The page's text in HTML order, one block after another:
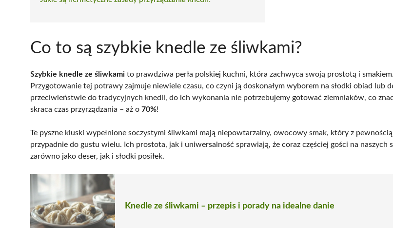
Co to są szybkie knedle ze śliwkami?
Szybkie knedle ze śliwkami to prawdziwa perła polskiej kuchni, która zachwyca swoją prostotą i smakiem.
Przygotowanie tej potrawy zajmuje niewiele czasu, co czyni ją doskonałym wyborem na słodki obiad lub
przeciwieństwie do tradycyjnych knedli, do ich wykonania nie potrzebujemy gotować ziemniaków, co
skraca czas przyrządzania – aż o 70%!
Te pyszne kluski wypełnione soczystymi śliwkami mają niepowtarzalny, owocowy smak, który z pewnością
przypadnie do gustu wielu. Ich prostota, jak i uniwersalność sprawiają, że coraz częściej gości na naszych
zarówno jako deser, jak i słodki posiłek.
Knedle ze śliwkami – przepis i porady na idealne danie